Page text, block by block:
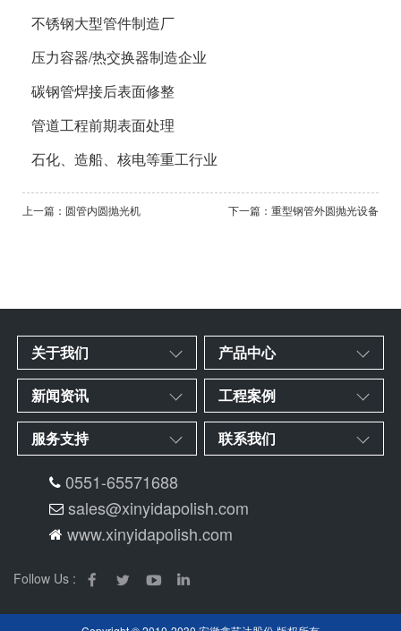
不锈钢大型管件制造厂
压力容器/热交换器制造企业
碳钢管焊接后表面修整
管道工程前期表面处理
石化、造船、核电等重工行业
上一篇：圆管内圆抛光机 下一篇：重型钢管外圆抛光设备
关于我们 产品中心
新闻资讯 工程案例
服务支持 联系我们
0551-65571688
sales@xinyidapolish.com
www.xinyidapolish.com
Follow Us :